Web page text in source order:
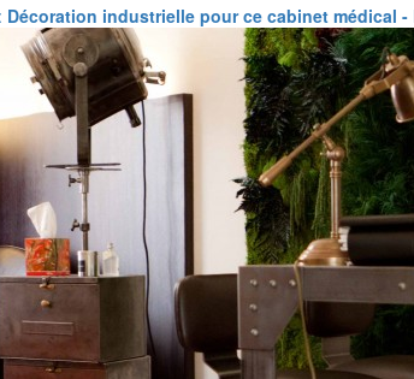
Décoration industrielle pour ce cabinet médical